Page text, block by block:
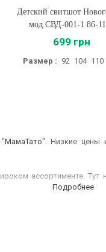
Купить
Детский свитшот
мод.СВД-001-1 86-
699 грн
Размер : 92 104 110
МамаТато". Низкие цены
ассортименте.
фильтром,
Подробнее